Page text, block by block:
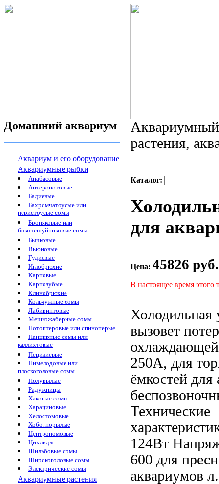
Домашний аквариум
Аквариум и его оборудование
Аквариумные рыбки
Анабасовые
Аптеронотовые
Бадиевые
Бахромчатоусые или
перистоусые сомы
Броняковые или
бокочешуйниковые сомы
Бычковые
Вьюновые
Гудиевые
Иглобрюхие
Карповые
Карпозубые
Клинобрюхие
Кольчужные сомы
Лабиринтовые
Мешкожаберные сомы
Нотоптеровые или спиноперые
Панцирные сомы или
каллихтовые
Пецилиевые
Пимелодовые или
плоскоголовые сомы
Полурылые
Радужницы
Хаковые сомы
Харациновые
Хелостомовые
Хоботнорылые
Центропомовые
Цихлиды
Шильбовые сомы
Широкоголовые сомы
Электрические сомы
Аквариумные растения
растения,
Каталог:
для
Цена: 45826 руб.
В настоящее время этого
Холодильная
вызовет
охлаждающей
250A, для
ёмкостей для
Технические
124Вт
600 для
аквариумов л.